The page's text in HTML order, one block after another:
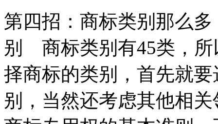
第四招：商标类别那么
别 商标类别有45类，所
择商标的类别，首先就
别，当然还考虑其他相